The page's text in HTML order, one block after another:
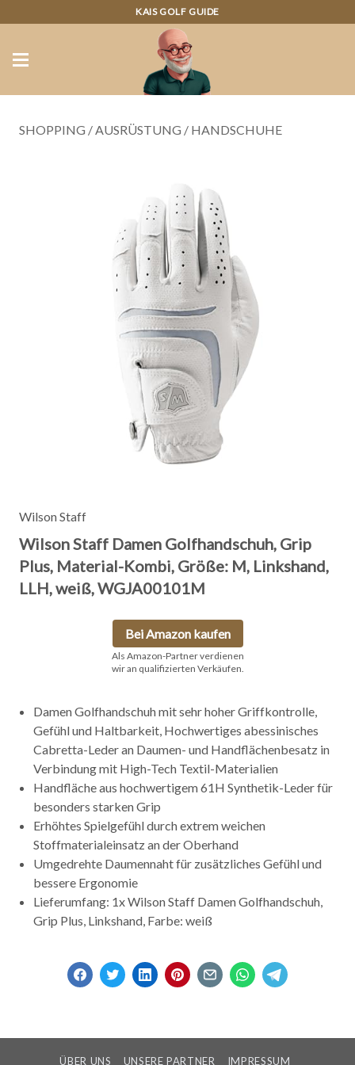
KAIS GOLF GUIDE
SHOPPING /AUSRÜSTUNG / HANDSCHUHE
Wilson Staff
Wilson Staff Damen Golfhandschuh, Grip
Plus, Material-Kombi, Größe: M, Linkshand,
LLH, weiß, WGJA00101M
Bei Amazon kaufen
Als Amazon-Partner verdienen
wir an qualifizierten Verkäufen.
Damen Golfhandschuh mit sehr hoher Griffkontrolle,
Gefühl und Haltbarkeit, Hochwertiges abessinisches
Cabretta-Leder an Daumen- und Handflächenbesatz in
Verbindung mit High-Tech Textil-Materialien
Handfläche aus hochwertigem 61H Synthetik-Leder für
besonders starken Grip
Erhöhtes Spielgefühl durch extrem weichen
Stoffmaterialeinsatz an der Oberhand
Umgedrehte Daumennaht für zusätzliches Gefühl und
bessere Ergonomie
Lieferumfang: 1x Wilson Staff Damen Golfhandschuh,
Grip Plus, Linkshand, Farbe: weiß
ÜBER UNS UNSERE PARTNER IMPRESSUM